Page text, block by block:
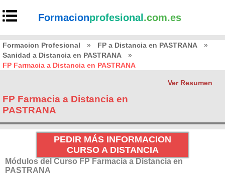
Formacionprofesional .com.es
Formacion Profesional » FP a Distancia en PASTRANA
»
Sanidad a Distancia en PASTRANA
»
FP Farmacia a Distancia en PASTRANA
Ver Resumen
FP Farmacia a Distancia en
PASTRANA
PEDIR MÁS INFORMACION
CURSO A DISTANCIA
Módulos del Curso FP Farmacia a Distancia en
PASTRANA